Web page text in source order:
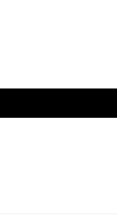
w magazynie
powrotem w magazynie